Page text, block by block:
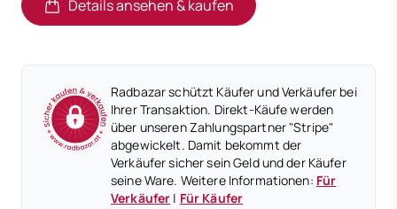
Details ansehen & kaufen
(öffnet in neuem Tab)
(öffnet in neuem Tab)
Radbazar schützt Käufer und Verkäufer bei
Ihrer Transaktion. Direkt-Käufe werden
über unseren Zahlungspartner "Stripe"
abgewickelt. Damit bekommt der
Verkäufer sicher sein Geld und der Käufer
seine Ware. Weitere Informationen: Für
Verkäufer | Für Käufer